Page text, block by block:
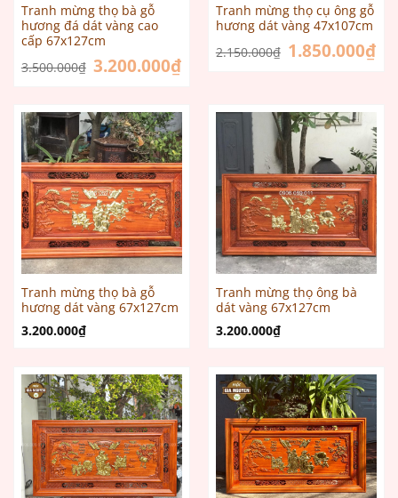
Tranh mừng thọ bà gỗ
hương đá dát vàng cao
cấp 67x127cm
3.500.000₫ Giá
gốc
3.200.000₫Giá
hiện
3.200.000₫.
Tranh mừng thọ cụ ông gỗ
hương dát vàng 47x107cm
2.150.000₫ Giá
gốc
1.850.000₫Giá
Tranh mừng thọ bà gỗ
hương dát vàng 67x127cm
3.200.000₫
Tranh mừng thọ ông bà
dát vàng 67x127cm
3.200.000₫